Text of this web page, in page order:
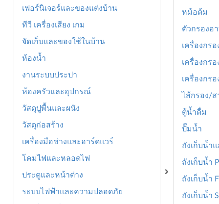
เฟอร์นิเจอร์และของแต่งบ้าน
ทีวี เครื่องเสียง เกม
จัดเก็บและของใช้ในบ้าน
ห้องน้ำ
งานระบบประปา
ห้องครัวและอุปกรณ์
วัสดุปูพื้นและผนัง
วัสดุก่อสร้าง
เครื่องมือช่างและฮาร์ดแวร์
โคมไฟและหลอดไฟ
ประตูและหน้าต่าง
ระบบไฟฟ้าและความปลอดภัย
หม้อต้ม
ตัวกรองอ
เครื่องกร
เครื่องกร
เครื่องกร
ไส้กรอง/ส
ตู้น้ำดื่ม
ปั๊มน้ำ
ถังเก็บน้ำ
ถังเก็บน้ำ
ถังเก็บน้ำ
ถังเก็บน้ำ